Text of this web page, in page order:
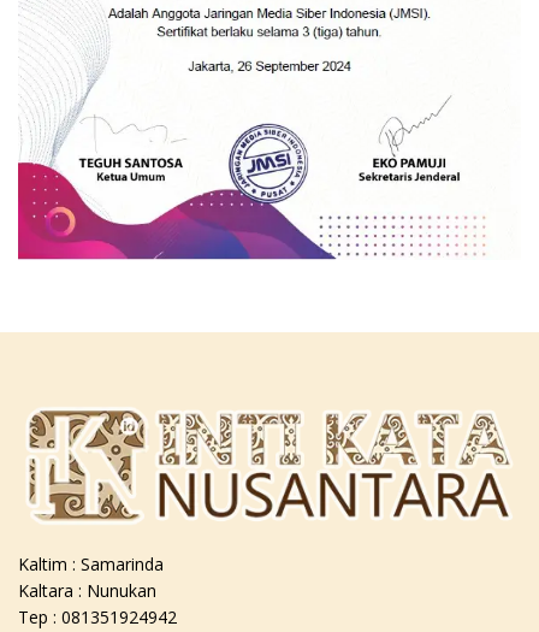
Kaltim : Samarinda
Kaltara : Nunukan
Tep : 081351924942